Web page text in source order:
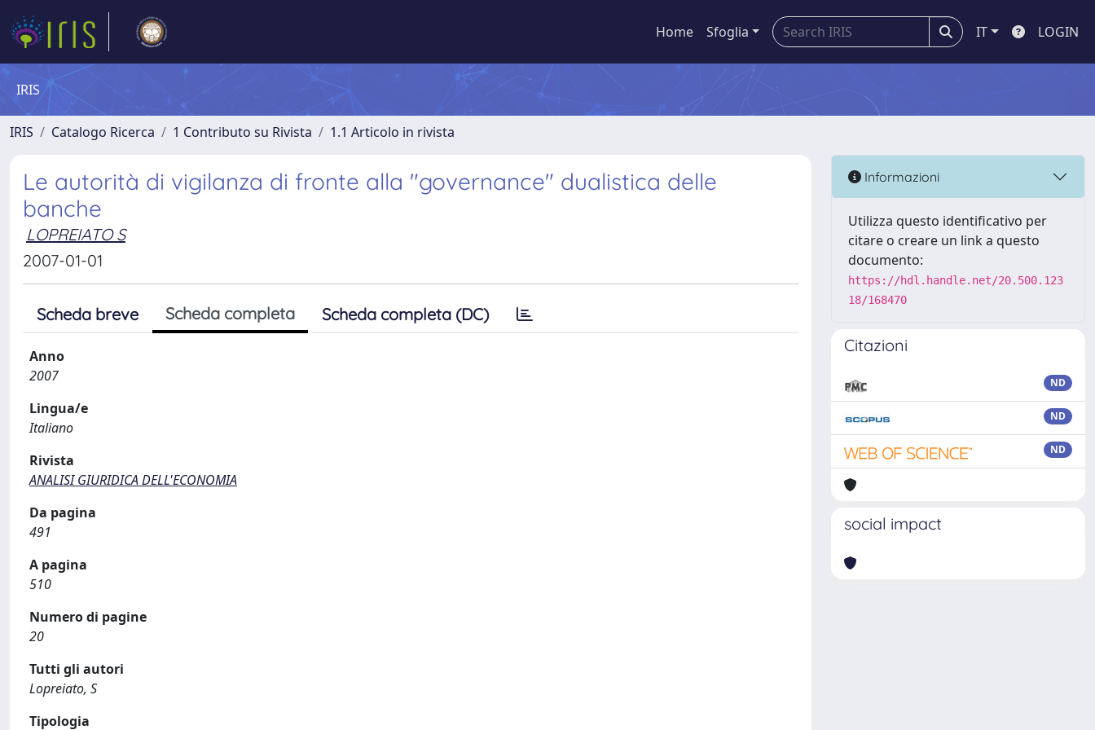
Home Sfoglia IT LOGIN
IRIS
IRIS Catalogo Ricerca 1 Contributo su Rivista 1.1 Articolo in rivista
Le autorità di vigilanza di fronte alla "governance" dualistica delle
banche
LOPREIATO S
2007-01-01
Scheda breve Scheda completa Scheda completa (DC)
Anno
2007
Lingua/e
Italiano
Rivista
ANALISI GIURIDICA DELL'ECONOMIA
Da pagina
491
A pagina
510
Numero di pagine
20
Tutti gli autori
Lopreiato, S
Tipologia
Informazioni
Utilizza questo identificativo per
citare o creare un link a questo
documento:
https://hdl.handle.net/20.500.123
18/168470
Citazioni
ND
ND
ND
social impact